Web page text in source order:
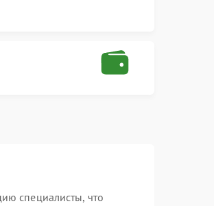
специалисты, что